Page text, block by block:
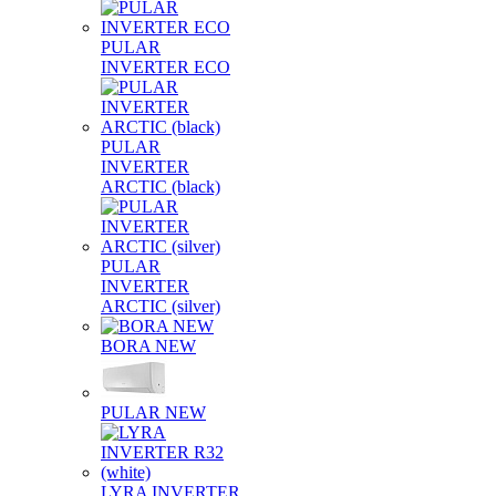
PULAR
INVERTER ECO
PULAR
INVERTER
ARCTIC (black)
PULAR
INVERTER
ARCTIC (silver)
BORA NEW
PULAR NEW
LYRA INVERTER